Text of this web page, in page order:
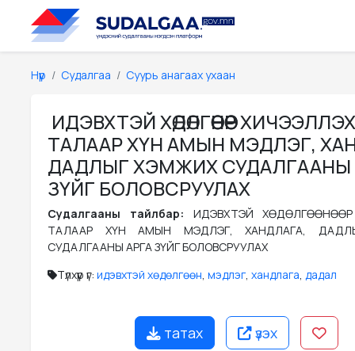
Нүүр Судалгаа Суурь анагаах ухаан
ИДЭВХТЭЙ ХӨДӨЛГӨӨНӨӨР ХИЧЭЭЛЛЭХ
ТАЛААР ХҮН АМЫН МЭДЛЭГ,
ДАДЛЫГ ХЭМЖИХ СУДАЛГААНЫ
ЗҮЙГ БОЛОВСРУУЛАХ
Судалгааны тайлбар: ИДЭВХТЭЙ
ТАЛААР ХҮН АМЫН МЭДЛЭГ, ХАНДЛАГА,
СУДАЛГААНЫ АРГА ЗҮЙГ БОЛОВСРУУЛАХ
Түлхүүр үг: идэвхтэй хөдөлгөөн, мэдлэг, хандлага, дадал
татах үзэх